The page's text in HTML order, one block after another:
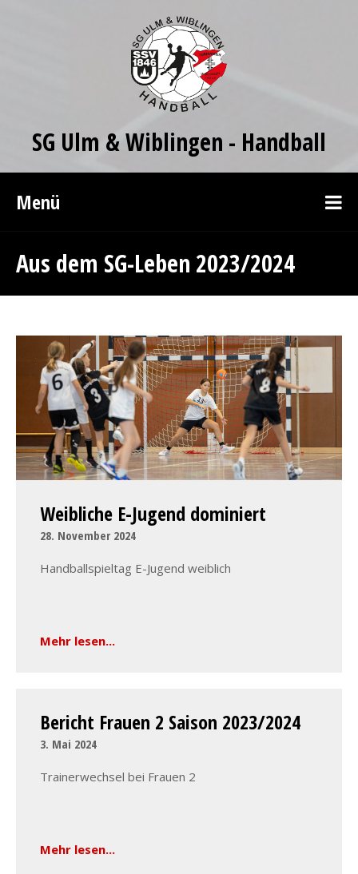
SG Ulm & Wiblingen - Handball
Menü
Aus dem SG-Leben 2023/2024
Weibliche E-Jugend dominiert
28. November 2024
Handballspieltag E-Jugend weiblich
Mehr lesen...
Bericht Frauen 2 Saison 2023/2024
3. Mai 2024
Trainerwechsel bei Frauen 2
Mehr lesen...